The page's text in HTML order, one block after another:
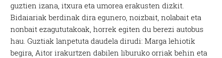
guztien izana, itxura eta umorea erakusten dizkit.
Bidaiariak berdinak dira egunero, noizbait, nolabait eta
nonbait ezagututakoak, horrek egiten du berezi autobus
hau. Guztiak lanpetuta daudela dirudi: Marga lehiotik
begira, Aitor irakurtzen dabilen liburuko orriak behin eta